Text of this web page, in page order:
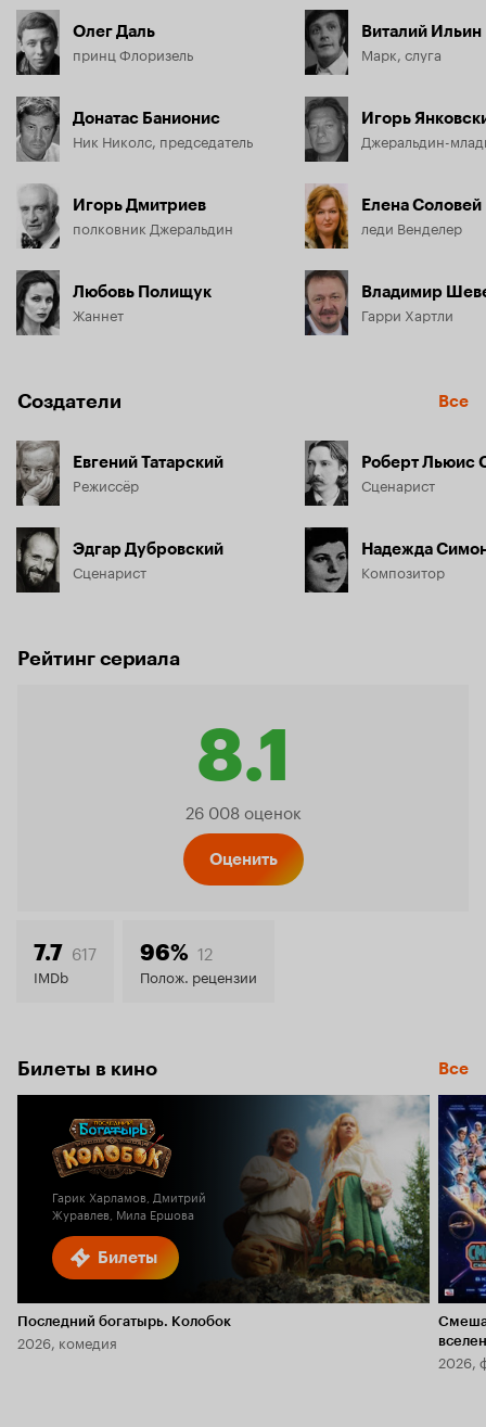
Олег Даль
принц Флоризель
Донатас Банионис
Ник Николс, председатель
Игорь Дмитриев
полковник Джеральдин
Любовь Полищук
Жаннет
Виталий Ильин
Марк, слуга
Игорь
Джеральдин-
Елена Соловей
леди Венделер
Владимир
Гарри Хартли
Создатели Все
Евгений Татарский
Режиссёр
Эдгар Дубровский
Сценарист
Роберт Льюис
Сценарист
Надежда
Композитор
Рейтинг сериала
8.1
Рейтинг
8.1
26 008 оценок
Оценить
7.7 617
IMDb
96% 12
Полож. рецензии
Билеты в кино Все
Билеты
Гарик Харламов, Дмитрий
Журавлев, Мила Ершова
Последний богатырь. Колобок
2026, комедия
2026,